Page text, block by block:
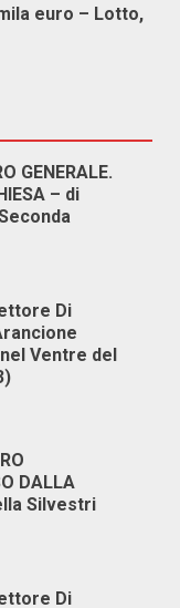
euro – Lotto,
GENERALE.
– di
Di
Ventre del
DALLA
Silvestri
Di